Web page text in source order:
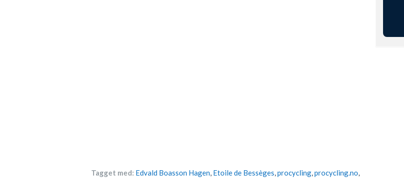
Tagget med: Edvald Boasson Hagen, Etoile de Bessèges,procycling,procycling.no,